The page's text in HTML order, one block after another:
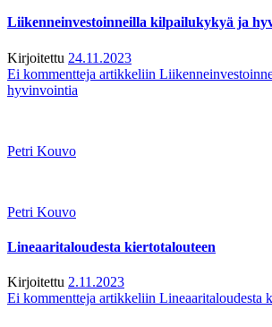
Liikenneinvestoinneilla kilpailukykyä ja
Kirjoitettu 24.11.2023
Ei kommentteja artikkeliin
hyvinvointia
Petri Kouvo
Petri Kouvo
Lineaaritaloudesta kiertotalouteen
Kirjoitettu 2.11.2023
Ei kommentteja artikkeliin Lineaaritaloudesta